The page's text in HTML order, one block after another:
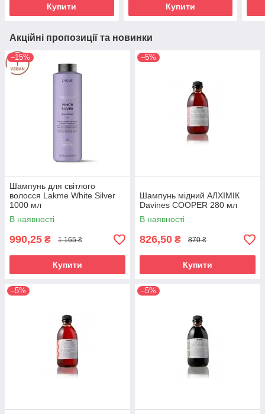
Купити Купити
Акційні пропозиції та новинки
–15%
Шампунь для світлого
волосся Lakme White Silver
1000 мл
В наявності
990,25 ₴ 1 165 ₴
Купити
–5%
Шампунь мідний АЛХІМІК
Davines COOPER 280 мл
В наявності
826,50 ₴ 870 ₴
Купити
–5% –5%